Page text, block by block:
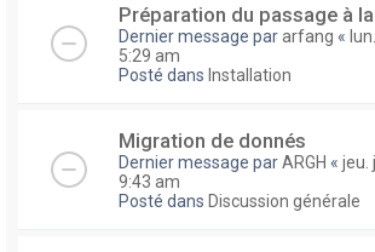
Préparation du passage à
Dernier message pararfang «
5:29 am
Posté dans Installation
Migration de donnés
Dernier message parARGH « jeu.
9:43 am
Posté dans Discussion générale